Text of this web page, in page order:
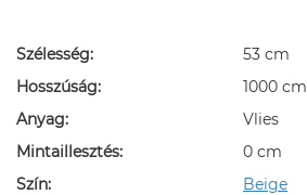
Szélesség:
53 cm
Hosszúság:
1000 cm
Anyag:
Vlies
Mintaillesztés:
0 cm
Szín:
Beige